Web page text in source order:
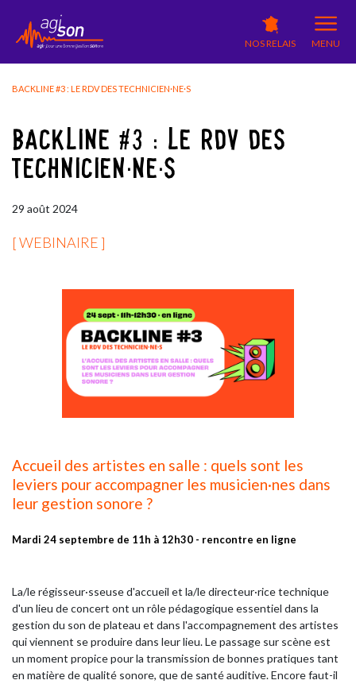
NOS RELAIS MENU
BACKLINE #3 : LE RDV DES TECHNICIEN·NE·S
BACKLINE #3 : LE RDV DES
TECHNICIEN·NE·S
29 août 2024
[ WEBINAIRE ]
Accueil des artistes en salle : quels sont les
leviers pour accompagner les musicien·nes dans
leur gestion sonore ?
Mardi 24 septembre de 11h à 12h30 - rencontre en ligne
La/le régisseur·sseuse d'accueil et la/le directeur·rice technique
d'un lieu de concert ont un rôle pédagogique essentiel dans la
gestion du son de plateau et dans l'accompagnement des artistes
qui viennent se produire dans leur lieu. Le passage sur scène est
un moment propice pour la transmission de bonnes pratiques tant
en matière de qualité sonore, que de santé auditive. Encore faut-il